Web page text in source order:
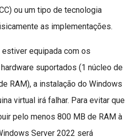
ou um tipo de tecnologia
as implementações.
estiver equipada com os
suportados (1 núcleo de
RAM), a instalação do Windows
virtual irá falhar. Para evitar que
pelo menos 800 MB de RAM à
Server 2022 será